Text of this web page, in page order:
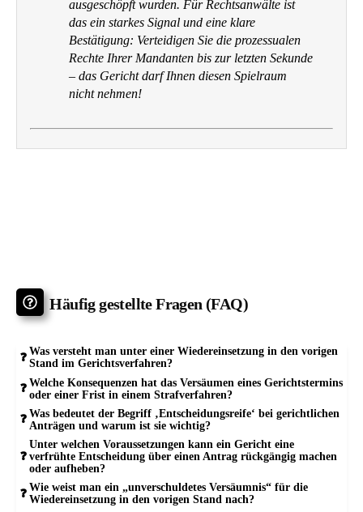
ausgeschöpft wurden. Für Rechtsanwälte ist
das ein starkes Signal und eine klare
Bestätigung: Verteidigen Sie die prozessualen
Rechte Ihrer Mandanten bis zur letzten Sekunde
– das Gericht darf Ihnen diesen Spielraum
nicht nehmen!
Häufig gestellte Fragen (FAQ)
Was versteht man unter einer Wiedereinsetzung in den vorigen
Stand im Gerichtsverfahren?
Welche Konsequenzen hat das Versäumen eines Gerichtstermins
oder einer Frist in einem Strafverfahren?
Was bedeutet der Begriff ‚Entscheidungsreife‘ bei gerichtlichen
Anträgen und warum ist sie wichtig?
Unter welchen Voraussetzungen kann ein Gericht eine
verfrühte Entscheidung über einen Antrag rückgängig machen
oder aufheben?
Wie weist man ein „unverschuldetes Versäumnis“ für die
Wiedereinsetzung in den vorigen Stand nach?